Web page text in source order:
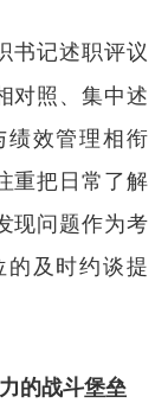
书记述职评议
对照、集中述
效管理相衔
重把日常了解
现问题作为考
及时约谈提
的战斗堡垒